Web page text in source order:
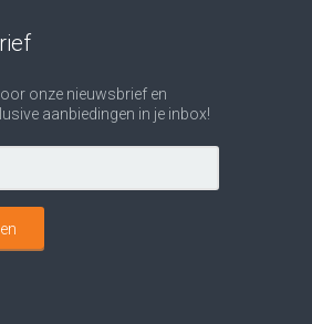
onze nieuwsbrief en
aanbiedingen in je inbox!